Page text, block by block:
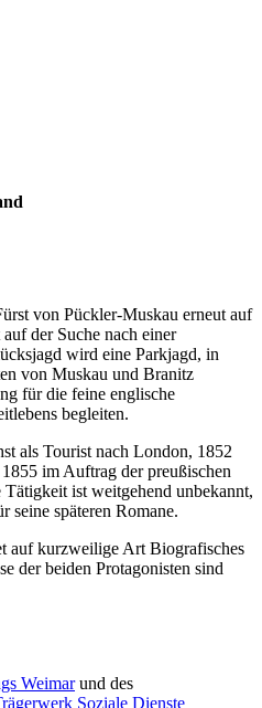
von Pückler-Muskau erneut auf
der Suche nach einer
wird eine Parkjagd, in
von Muskau und Branitz
für die feine englische
begleiten.
als Tourist nach London, 1852
im Auftrag der preußischen
ist weitgehend unbekannt,
seine späteren Romane.
auf kurzweilige Art Biografisches
der beiden Protagonisten sind
Weimarund des
Soziale Dienste